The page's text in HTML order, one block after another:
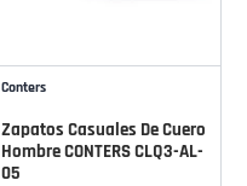
Conters
Zapatos Casuales De Cuero
Hombre CONTERS CLQ3-AL-
05